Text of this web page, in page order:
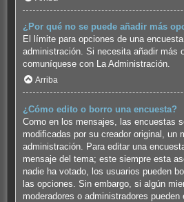
¿Por qué no se puede añadir más
El límite para opciones de una
administración. Si necesita añadir más
comuníquese con La Administración.
Arriba
¿Cómo edito o borro una encuesta?
Como en los mensajes, las encuestas
modificadas por su creador original, un
administración. Para editar una
mensaje del tema; este siempre esta
nadie ha votado, los usuarios pueden
las opciones. Sin embargo, si algún
moderadores o administradores pueden